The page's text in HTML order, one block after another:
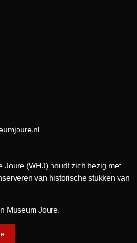
Joure (WHJ) houdt zich bezig met
van historische stukken van
Museum Joure.